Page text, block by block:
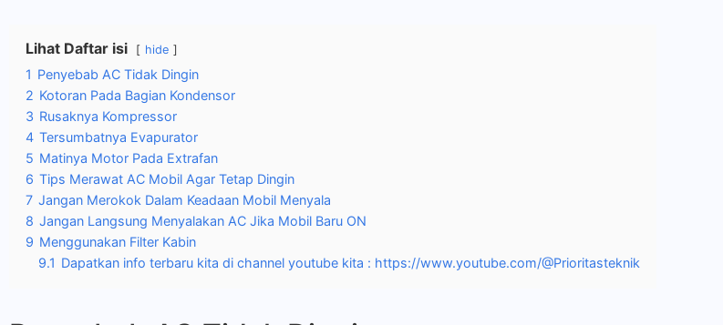
Lihat Daftar isi hide
1 Penyebab AC Tidak Dingin
2 Kotoran Pada Bagian Kondensor
3 Rusaknya Kompressor
4 Tersumbatnya Evapurator
5 Matinya Motor Pada Extrafan
6 Tips Merawat AC Mobil Agar Tetap Dingin
7 Jangan Merokok Dalam Keadaan Mobil Menyala
8 Jangan Langsung Menyalakan AC Jika Mobil Baru ON
9 Menggunakan Filter Kabin
9.1 Dapatkan info terbaru kita di channel youtube kita : https://www.youtube.com/@Prioritasteknik